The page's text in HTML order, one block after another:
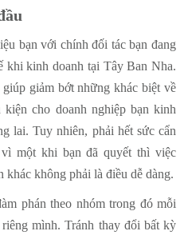
bạn với chính đối tác bạn đang
khi kinh doanh tại Tây Ban Nha.
giảm bớt những khác biệt về
cho doanh nghiệp bạn kinh
lai. Tuy nhiên, phải hết sức cẩn
một khi bạn đã quyết thì việc
khác không phải là điều dễ dàng.
phán theo nhóm trong đó mỗi
mình. Tránh thay đổi bất kỳ